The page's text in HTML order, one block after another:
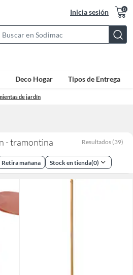
Inicia sesión 0
Bar
Deco Hogar Tipos de Entrega
de jardín
- tramontina Resultados (39)
Retira mañana Stock en tienda(0)